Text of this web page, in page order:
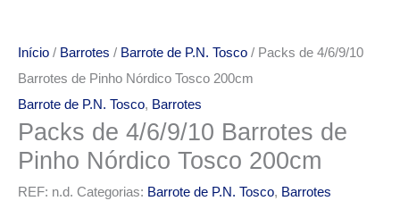
Início / Barrotes / Barrote de P.N. Tosco / Packs de 4/6/9/10
Barrotes de Pinho Nórdico Tosco 200cm
Barrote de P.N. Tosco, Barrotes
Packs de 4/6/9/10 Barrotes de
Pinho Nórdico Tosco 200cm
REF: n.d. Categorias: Barrote de P.N. Tosco, Barrotes